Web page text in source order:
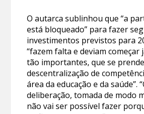
O autarca sublinhou que “a
está bloqueado” para fazer
investimentos previstos para
“fazem falta e deviam começar
tão importantes, que se
descentralização de
área da educação e da saúde”.
deliberação, tomada de modo
não vai ser possível fazer